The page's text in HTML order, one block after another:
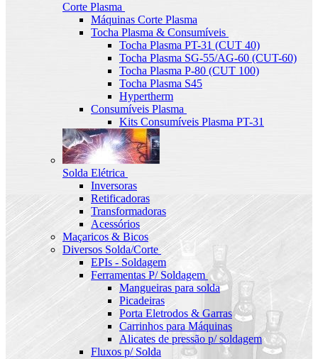
Corte Plasma
Máquinas Corte Plasma
Tocha Plasma & Consumíveis
Tocha Plasma PT-31 (CUT 40)
Tocha Plasma SG-55/AG-60 (CUT-60)
Tocha Plasma P-80 (CUT 100)
Tocha Plasma S45
Hypertherm
Consumíveis Plasma
Kits Consumíveis Plasma PT-31
Solda Elétrica
Inversoras
Retificadoras
Transformadoras
Acessórios
Maçaricos & Bicos
Diversos Solda/Corte
EPIs - Soldagem
Ferramentas P/ Soldagem
Mangueiras para solda
Picadeiras
Porta Eletrodos & Garras
Carrinhos para Máquinas
Alicates de pressão p/ soldagem
Fluxos p/ Solda